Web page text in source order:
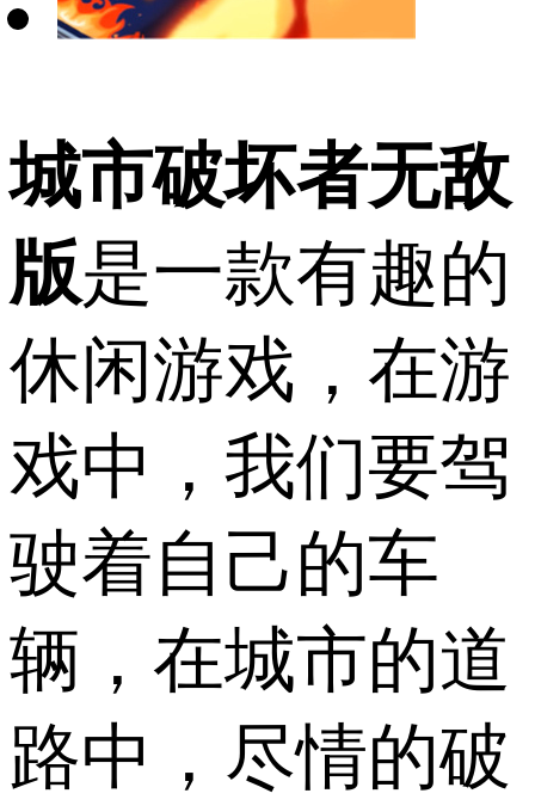
城市破坏者无敌
版是一款有趣的
休闲游戏，在游
戏中，我们要驾
驶着自己的车
辆，在城市的道
路中，尽情的破